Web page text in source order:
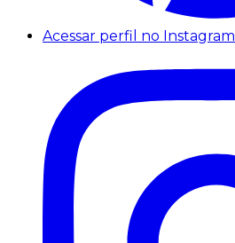
Acessar perfil no Instagram